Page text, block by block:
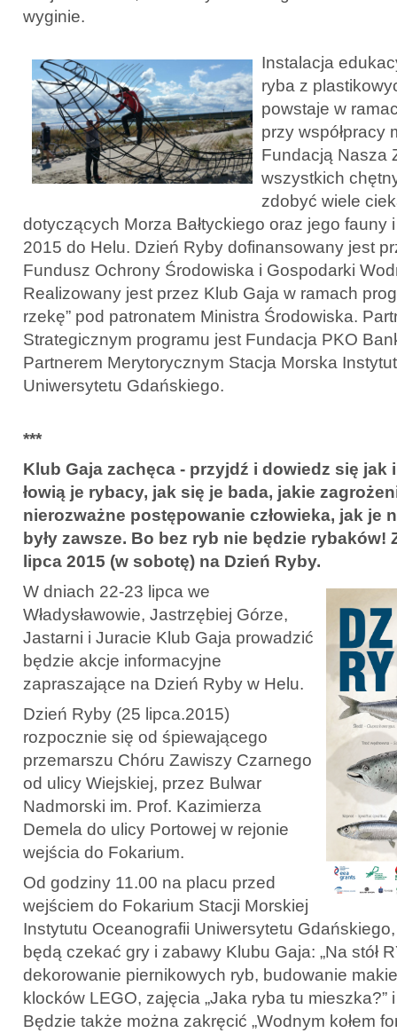
wyginie.
Instalacja
ryba z
powstaje w
przy współpracy
Fundacją Nasza
wszystkich
zdobyć wiele
dotyczących Morza Bałtyckiego oraz jego fauny
2015 do Helu. Dzień Ryby dofinansowany jest
Fundusz Ochrony Środowiska i Gospodarki
Realizowany jest przez Klub Gaja w ramach
rzekę” pod patronatem Ministra Środowiska.
Strategicznym programu jest Fundacja PKO
Partnerem Merytorycznym Stacja Morska
Uniwersytetu Gdańskiego.
***
Klub Gaja zachęca - przyjdź i dowiedz się jak
łowią je rybacy, jak się je bada, jakie
nierozważne postępowanie człowieka, jak je
były zawsze. Bo bez ryb nie będzie rybaków!
lipca 2015 (w sobotę) na Dzień Ryby.
W dniach 22-23 lipca we
Władysławowie, Jastrzębiej Górze,
Jastarni i Juracie Klub Gaja prowadzić
będzie akcje informacyjne
zapraszające na Dzień Ryby w Helu.
Dzień Ryby (25 lipca.2015)
rozpocznie się od śpiewającego
przemarszu Chóru Zawiszy Czarnego
od ulicy Wiejskiej, przez Bulwar
Nadmorski im. Prof. Kazimierza
Demela do ulicy Portowej w rejonie
wejścia do Fokarium.
Od godziny 11.00 na placu przed
wejściem do Fokarium Stacji Morskiej
Instytutu Oceanografii Uniwersytetu
będą czekać gry i zabawy Klubu Gaja: „Na stół
dekorowanie piernikowych ryb, budowanie
klocków LEGO, zajęcia „Jaka ryba tu mieszka?”
Będzie także można zakręcić „Wodnym kołem